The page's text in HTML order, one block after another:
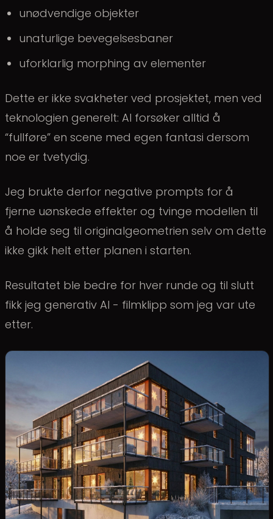
unødvendige objekter
unaturlige bevegelsesbaner
uforklarlig morphing av elementer
Dette er ikke svakheter ved prosjektet, men ved
teknologien generelt: AI forsøker alltid å
“fullføre” en scene med egen fantasi dersom
noe er tvetydig.
Jeg brukte derfor negative prompts for å
fjerne uønskede effekter og tvinge modellen til
å holde seg til originalgeometrien selv om dette
ikke gikk helt etter planen i starten.
Resultatet ble bedre for hver runde og til slutt
fikk jeg generativ AI - filmklipp som jeg var ute
etter.